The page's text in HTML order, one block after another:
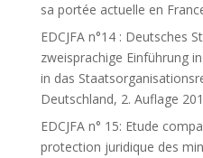
sa portée actuelle en
EDCJFA n°14 : Deutsches
zweisprachige Einführung
in das
Deutschland, 2. Auflage
EDCJFA n° 15: Etude
protection juridique des